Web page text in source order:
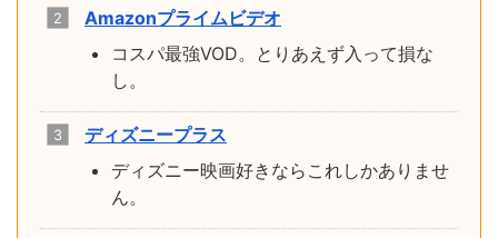
Amazonプライムビデオ
コスパ最強VOD。とりあえず入って損な
し。
ディズニープラス
ディズニー映画好きならこれしかありませ
ん。